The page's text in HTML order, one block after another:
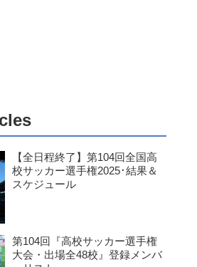
【全日程終了】第104回全国高
校サッカー選手権2025･結果＆
スケジュール
第104回『高校サッカー選手権
大会・出場全48校』登録メンバ